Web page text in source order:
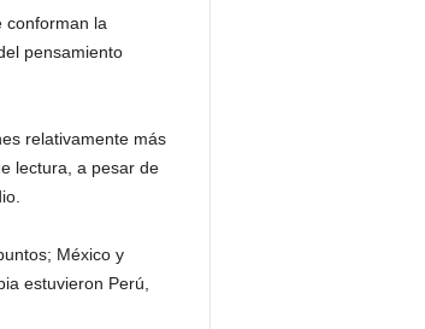
conforman la
pensamiento
relativamente más
lectura, a pesar de
México y
estuvieron Perú,